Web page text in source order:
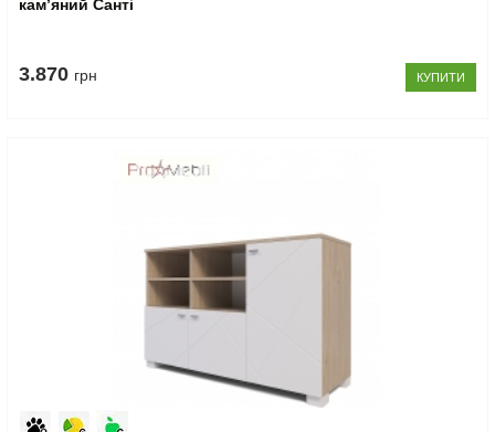
кам’яний Санті
3.870 грн КУПИТИ